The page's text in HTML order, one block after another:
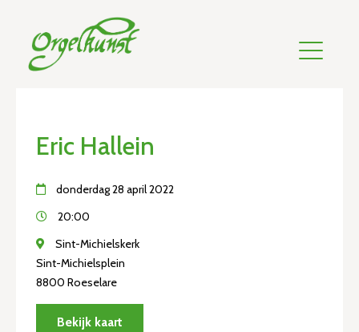
Eric Hallein
donderdag 28 april 2022
20:00
Sint-Michielskerk
Sint-Michielsplein
8800 Roeselare
Bekijk kaart